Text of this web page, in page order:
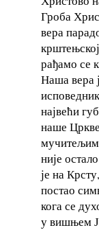
Гроба
вера
рађамо се
Наша вера
највећи
наше
није
је на
постао
кога се
у вишњем